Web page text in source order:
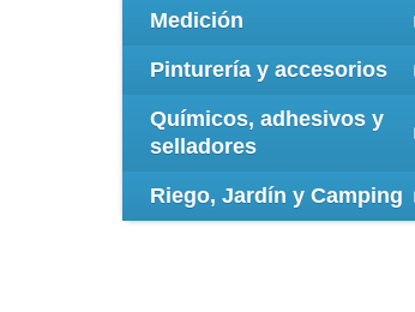
Medición
Pinturería y accesorios
Químicos, adhesivos y
selladores
Riego, Jardín y Camping